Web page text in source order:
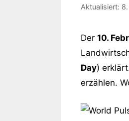
Aktualisiert:
Der 10.
Day)
erzählen.